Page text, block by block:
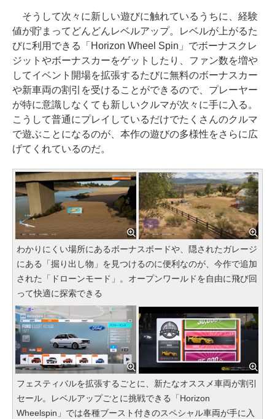
そうして次々に新しい遊びに触れているうちに、経験
値が貯まってどんどんレベルアップ。レベルが上がるた
びに利用できる「Horizon Wheel Spin」でボーナスクレ
ジットやボーナスカーをゲットしたり、ファン数を増や
してイベント開場を拡張するたびに無料のボーナスカー
や新車両の割引を受けることができるので、プレーヤー
が特に意識しなくても新しいクルマが次々に手に入る。
こうして普通にプレイしているだけでたくさんのクルマ
で遊ぶことになるのが、本作の遊びの多様性をさらに広
げてくれているのだ。
わかりにくい場所にあるボーナスボードや、隠されたガレージ
にある「掘り出し物」を見つけるのに便利なのが、今作で追加
された「ドローンモード」。オープンワールドを自由に飛び回
って快適に探索できる
フェスティバルを拡張するごとに、新たなオススメ車両が割引
セール。レベルアップごとに挑戦できる「Horizon
Wheelspin」では各種ブースト付きのスペシャル車両が手に入